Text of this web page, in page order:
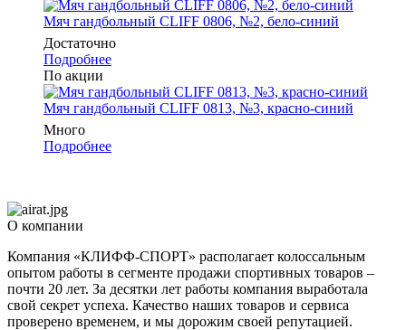
Мяч гандбольный CLIFF 0806, №2, бело-синий
Достаточно
Подробнее
По акции
Мяч гандбольный CLIFF 0813, №3, красно-синий
Много
Подробнее
О компании
Компания «КЛИФФ-СПОРТ» располагает колоссальным
опытом работы в сегменте продажи спортивных товаров –
почти 20 лет. За десятки лет работы компания выработала
свой секрет успеха. Качество наших товаров и сервиса
проверено временем, и мы дорожим своей репутацией.